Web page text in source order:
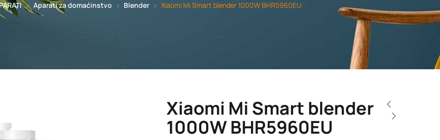
Aparati za domaćinstvo Blender Xiaomi Mi Smart blender 1000W BHR5960EU
Xiaomi Mi Smart blender
1000W BHR5960EU